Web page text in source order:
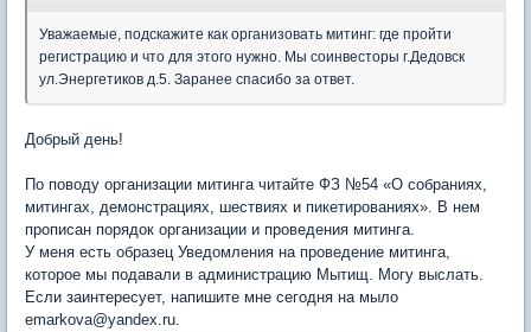
Уважаемые, подскажите как организовать митинг: где пройти
регистрацию и что для этого нужно. Мы соинвесторы г.Дедовск
ул.Энергетиков д.5. Заранее спасибо за ответ.
Добрый день!
По поводу организации митинга читайте ФЗ №54 «О собраниях,
митингах, демонстрациях, шествиях и пикетированиях». В нем
прописан порядок организации и проведения митинга.
У меня есть образец Уведомления на проведение митинга,
которое мы подавали в администрацию Мытищ. Могу выслать.
Если заинтересует, напишите мне сегодня на мыло
emarkova@yandex.ru.